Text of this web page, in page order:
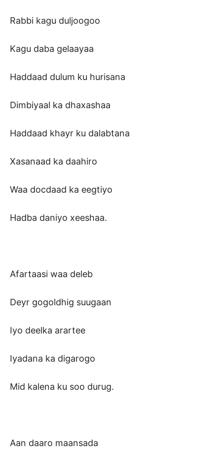
Rabbi kagu duljoogoo
Kagu daba gelaayaa
Haddaad dulum ku hurisana
Dimbiyaal ka dhaxashaa
Haddaad khayr ku dalabtana
Xasanaad ka daahiro
Waa docdaad ka eegtiyo
Hadba daniyo xeeshaa.
Afartaasi waa deleb
Deyr gogoldhig suugaan
Iyo deelka arartee
Iyadana ka digarogo
Mid kalena ku soo durug.
Aan daaro maansada